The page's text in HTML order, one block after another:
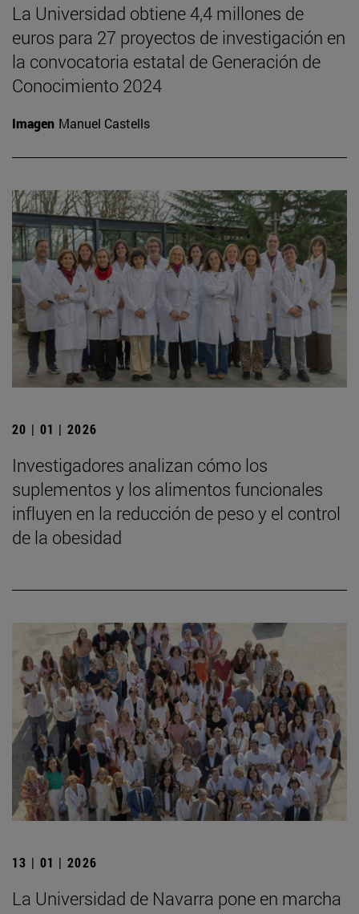
La Universidad obtiene 4,4 millones de
euros para 27 proyectos de investigación en
la convocatoria estatal de Generación de
Conocimiento 2024
Imagen Manuel Castells
20 | 01 | 2026
Investigadores analizan cómo los
suplementos y los alimentos funcionales
influyen en la reducción de peso y el control
de la obesidad
13 | 01 | 2026
La Universidad de Navarra pone en marcha